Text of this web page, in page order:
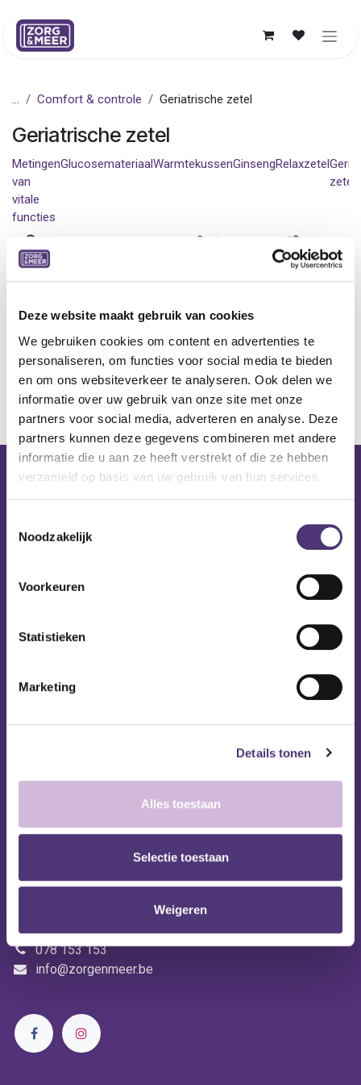
Deze website maakt gebruik van cookies
We gebruiken cookies om content en advertenties te
personaliseren, om functies voor social media te bieden
en om ons websiteverkeer te analyseren. Ook delen we
informatie over uw gebruik van onze site met onze
partners voor social media, adverteren en analyse. Deze
partners kunnen deze gegevens combineren met andere
informatie die u aan ze heeft verstrekt of die ze hebben
verzameld op basis van uw gebruik van hun services.
Noodzakelijk
Voorkeuren
Statistieken
Marketing
Details tonen
Alles toestaan
Selectie toestaan
Weigeren
... Comfort & controle Geriatrische zetel
Geriatrische zetel
Metingen
van
vitale
functies
GlucosemateriaalWarmtekussenGinsengRelaxzetel
zetel
Sorteer op Filters
Ledenprijs
Tafelblad,
Normandie, B12
171,84€
Ledenprijs
Geriatrische zetel met
679,36€
Nuttige links
Huren
Onze locaties
Contact
Betaalopties
Mijn account
078 153 153
info@zorgenmeer.be